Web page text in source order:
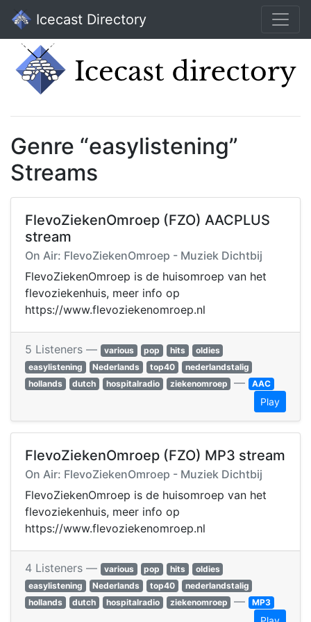
Icecast Directory
Genre “easylistening”
Streams
FlevoZiekenOmroep (FZO) AACPLUS
stream
On Air: FlevoZiekenOmroep - Muziek Dichtbij
FlevoZiekenOmroep is de huisomroep van het
flevoziekenhuis, meer info op
https://www.flevoziekenomroep.nl
5 Listeners — various pop hits
oldies
easylistening
Nederlands top40
nederlandstalig
hollands
dutch hospitalradio ziekenomroep — AAC
Play
FlevoZiekenOmroep (FZO) MP3 stream
On Air: FlevoZiekenOmroep - Muziek Dichtbij
FlevoZiekenOmroep is de huisomroep van het
flevoziekenhuis, meer info op
https://www.flevoziekenomroep.nl
4 Listeners — various pop hits
oldies
easylistening
Nederlands top40
nederlandstalig
hollands
dutch hospitalradio ziekenomroep — MP3